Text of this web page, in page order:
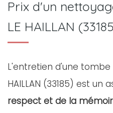
Prix d'un
LE HAILLAN
L'entretien d'une tombe
HAILLAN (33185) est
respect et de la